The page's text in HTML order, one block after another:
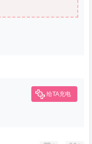
给TA充电